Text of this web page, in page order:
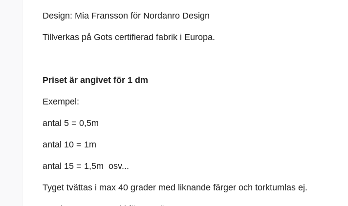
Design: Mia Fransson för Nordanro Design
Tillverkas på Gots certifierad fabrik i Europa.
Priset är angivet för 1 dm
Exempel:
antal 5 = 0,5m
antal 10 = 1m
antal 15 = 1,5m osv...
Tyget tvättas i max 40 grader med liknande färger och torktumlas ej.